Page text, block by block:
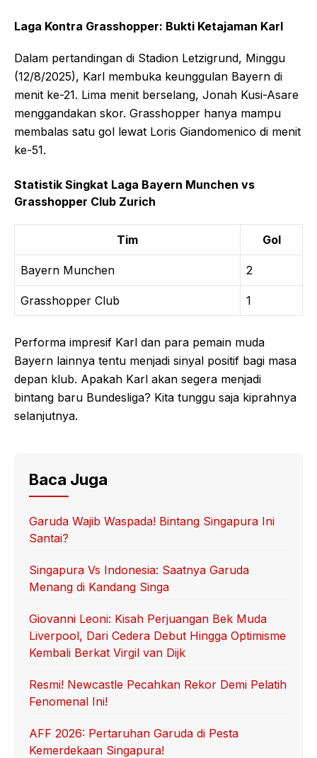
Laga Kontra Grasshopper: Bukti Ketajaman Karl
Dalam pertandingan di Stadion Letzigrund, Minggu
(12/8/2025), Karl membuka keunggulan Bayern di
menit ke-21. Lima menit berselang, Jonah Kusi-Asare
menggandakan skor. Grasshopper hanya mampu
membalas satu gol lewat Loris Giandomenico di menit
ke-51.
Statistik Singkat Laga Bayern Munchen vs
Grasshopper Club Zurich
Tim Gol
Bayern Munchen 2
Grasshopper Club 1
Performa impresif Karl dan para pemain muda
Bayern lainnya tentu menjadi sinyal positif bagi masa
depan klub. Apakah Karl akan segera menjadi
bintang baru Bundesliga? Kita tunggu saja kiprahnya
selanjutnya.
Baca Juga
Garuda Wajib Waspada! Bintang Singapura Ini
Santai?
Singapura Vs Indonesia: Saatnya Garuda
Menang di Kandang Singa
Giovanni Leoni: Kisah Perjuangan Bek Muda
Liverpool, Dari Cedera Debut Hingga Optimisme
Kembali Berkat Virgil van Dijk
Resmi! Newcastle Pecahkan Rekor Demi Pelatih
Fenomenal Ini!
AFF 2026: Pertaruhan Garuda di Pesta
Kemerdekaan Singapura!